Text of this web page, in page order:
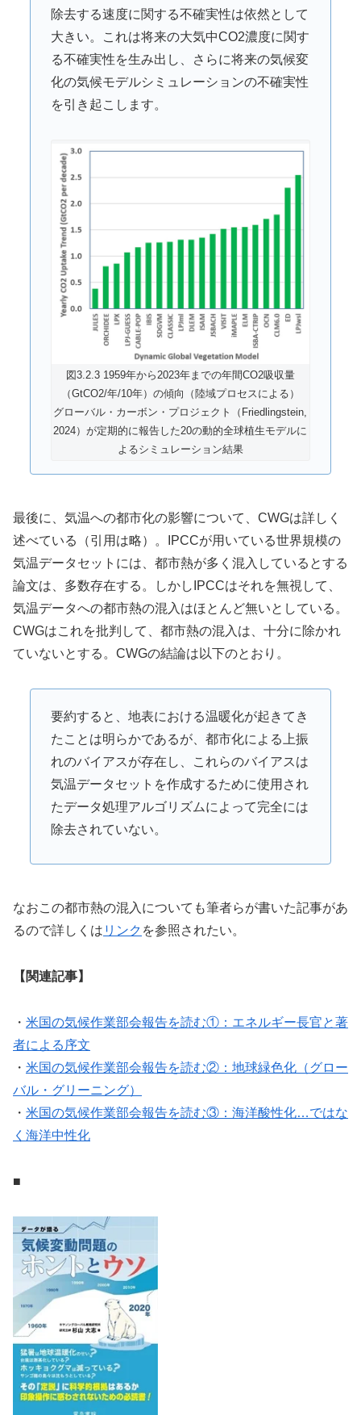
除去する速度に関する不確実性は依然として
大きい。これは将来の大気中CO2濃度に関す
る不確実性を生み出し、さらに将来の気候変
化の気候モデルシミュレーションの不確実性
を引き起こします。
図3.2.3 1959年から2023年までの年間CO2吸収量
（GtCO2/年/10年）の傾向（陸域プロセスによる）
グローバル・カーボン・プロジェクト（Friedlingstein,
2024）が定期的に報告した20の動的全球植生モデルに
よるシミュレーション結果
最後に、気温への都市化の影響について、CWGは詳しく
述べている（引用は略）。IPCCが用いている世界規模の
気温データセットには、都市熱が多く混入しているとする
論文は、多数存在する。しかしIPCCはそれを無視して、
気温データへの都市熱の混入はほとんど無いとしている。
CWGはこれを批判して、都市熱の混入は、十分に除かれ
ていないとする。CWGの結論は以下のとおり。
要約すると、地表における温暖化が起きてき
たことは明らかであるが、都市化による上振
れのバイアスが存在し、これらのバイアスは
気温データセットを作成するために使用され
たデータ処理アルゴリズムによって完全には
除去されていない。
なおこの都市熱の混入についても筆者らが書いた記事があ
るので詳しくは リンク を参照されたい。
【関連記事】
・ 米国の気候作業部会報告を読む①：エネルギー長官と著
者による序文
・ 米国の気候作業部会報告を読む②：地球緑色化（グロー
バル・グリーニング）
・ 米国の気候作業部会報告を読む③：海洋酸性化…ではな
く海洋中性化
■